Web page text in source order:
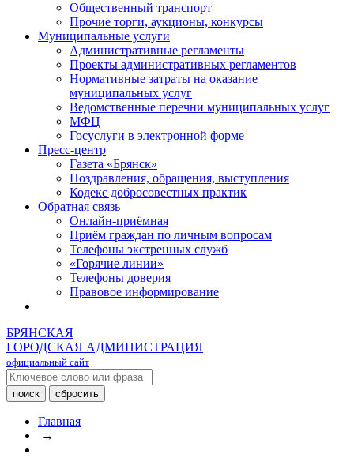
Общественный транспорт
Прочие торги, аукционы, конкурсы
Муниципальные услуги
Административные регламенты
Проекты административных регламентов
Нормативные затраты на оказание
муниципальных услуг
Ведомственные перечни муниципальных услуг
МФЦ
Госуслуги в электронной форме
Пресс-центр
Газета «Брянск»
Поздравления, обращения, выступления
Кодекс добросовестных практик
Обратная связь
Онлайн-приёмная
Приём граждан по личным вопросам
Телефоны экстренных служб
«Горячие линии»
Телефоны доверия
Правовое информирование
БРЯНСКАЯ
ГОРОДСКАЯ АДМИНИСТРАЦИЯ
официальный сайт
Главная
→